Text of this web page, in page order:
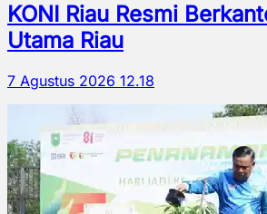
KONI Riau Resmi
Utama Riau
7 Agustus 2026 12.18